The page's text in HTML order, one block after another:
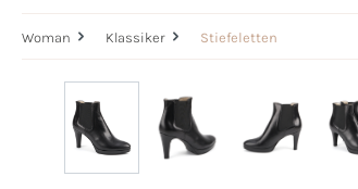
Woman Klassiker Stiefeletten
Skip image gallery